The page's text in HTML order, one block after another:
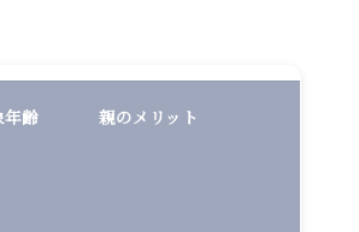
年齢 親のメリット